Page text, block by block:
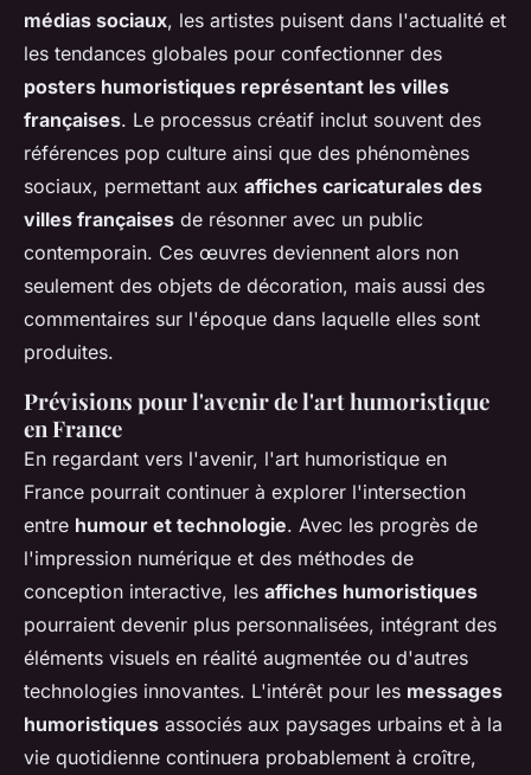
médias sociaux, les artistes puisent dans l'actualité et
les tendances globales pour confectionner des
posters humoristiques représentant les villes
françaises. Le processus créatif inclut souvent des
références pop culture ainsi que des phénomènes
sociaux, permettant aux affiches caricaturales des
villes françaises de résonner avec un public
contemporain. Ces œuvres deviennent alors non
seulement des objets de décoration, mais aussi des
commentaires sur l'époque dans laquelle elles sont
produites.
Prévisions pour l'avenir de l'art humoristique
en France
En regardant vers l'avenir, l'art humoristique en
France pourrait continuer à explorer l'intersection
entre humour et technologie. Avec les progrès de
l'impression numérique et des méthodes de
conception interactive, les affiches humoristiques
pourraient devenir plus personnalisées, intégrant des
éléments visuels en réalité augmentée ou d'autres
technologies innovantes. L'intérêt pour les messages
humoristiques associés aux paysages urbains et à la
vie quotidienne continuera probablement à croître,